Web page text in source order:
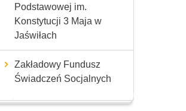
Podstawowej im.
Konstytucji 3 Maja w
Jaświłach
Zakładowy Fundusz
Świadczeń Socjalnych